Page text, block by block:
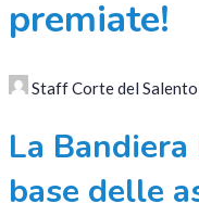
premiate!
Staff Corte del Salento
La
base delle